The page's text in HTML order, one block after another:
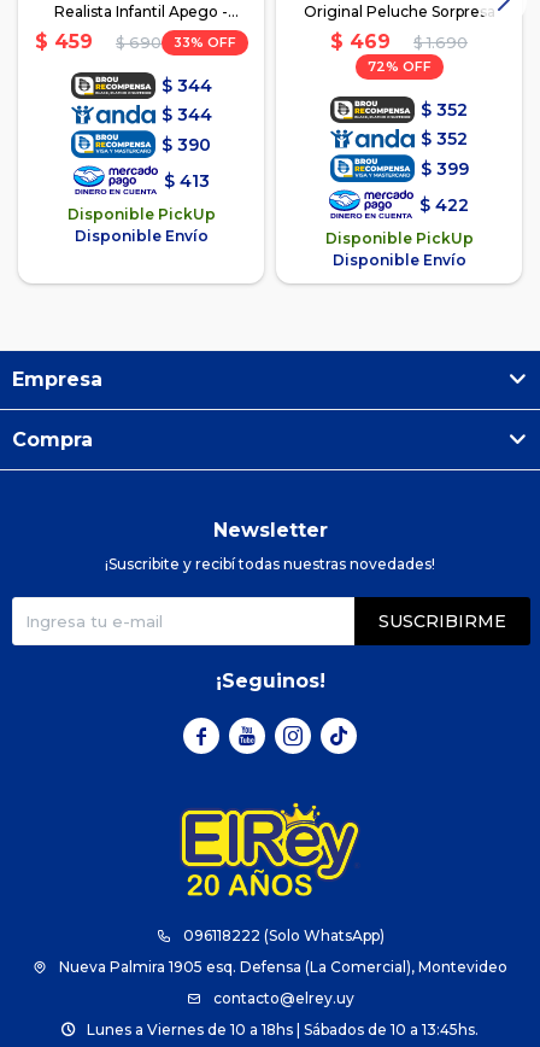
Realista Infantil Apego -
Beagle
$ 459 $ 690 33
$ 344
$ 344
$ 390
$ 413
Disponible PickUp
Disponible Envío
Original Peluche Sorpresa
$ 469 $ 1.690
72
$ 352
$ 352
$ 399
$ 422
Disponible PickUp
Disponible Envío
096118222 (Solo WhatsApp)
Nueva Palmira 1905 esq. Defensa (La Comercial), Montevideo
contacto@elrey.uy
Lunes a Viernes de 10 a 18hs | Sábados de 10 a 13:45hs.
Empresa
Compra
Newsletter
¡Suscribite y recibí todas nuestras novedades!
SUSCRIBIRME
¡Seguinos!
  